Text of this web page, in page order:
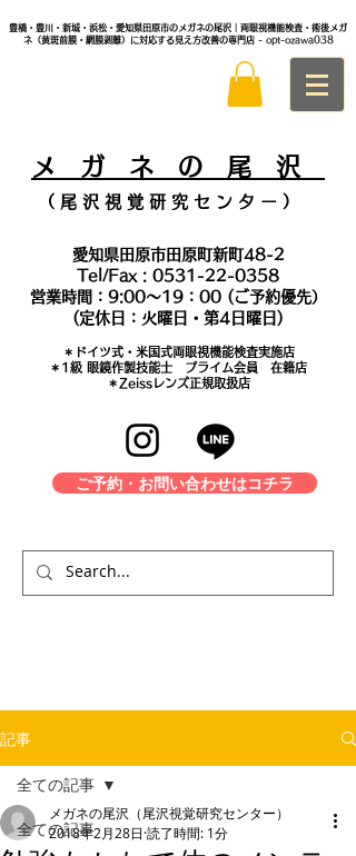
豊橋・豊川・新城・浜松・愛知県田原市のメガネの尾沢｜両眼視機能検査・術後メガ
ネ（黄斑前膜・網膜剥離）に対応する見え方改善の専門店 - opt-ozawa038
メ ガ ネ の 尾 沢
（ 尾 沢 視 覚 研 究 セ ン タ ー ）
愛知県田原市田原町新町48-2
Tel/Fax : 0531-22-0358
営業時間：9:00～19：00 (ご予約優先）
(定休日：火曜日・第4日曜日)
＊​ドイツ式・米国式両眼視機能検査実施店
​＊1級 眼鏡作製技能士 プライム会員 在籍店
＊Zeissレンズ正規取扱店
ご予約・お問い合わせはコチラ
記事
全ての記事
全ての記事
メガネの尾沢（尾沢視覚研究センター）
2018年2月28日 読了時間: 1分